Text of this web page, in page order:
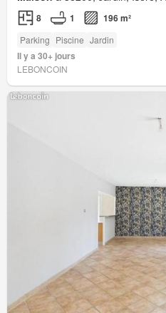
8 1 196 m²
Parking Piscine Jardin
Il y a 30+ jours
LEBONCOIN